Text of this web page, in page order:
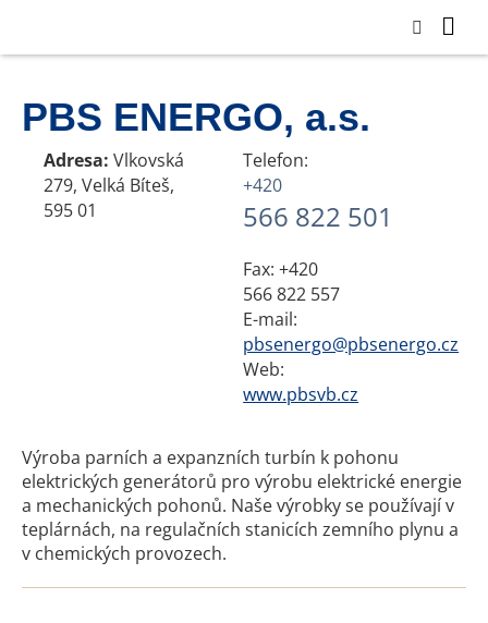
PBS ENERGO, a.s.
Adresa: Vlkovská
279, Velká Bíteš,
595 01
Telefon:
+420
566 822 501
Fax: +420
566 822 557
E-mail:
pbsenergo@pbsenergo.cz
Web:
www.pbsvb.cz
Výroba parních a expanzních turbín k pohonu
elektrických generátorů pro výrobu elektrické energie
a mechanických pohonů. Naše výrobky se používají v
teplárnách, na regulačních stanicích zemního plynu a
v chemických provozech.